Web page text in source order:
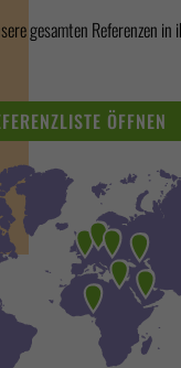
gesamten Referenzen in
ÖFFNEN